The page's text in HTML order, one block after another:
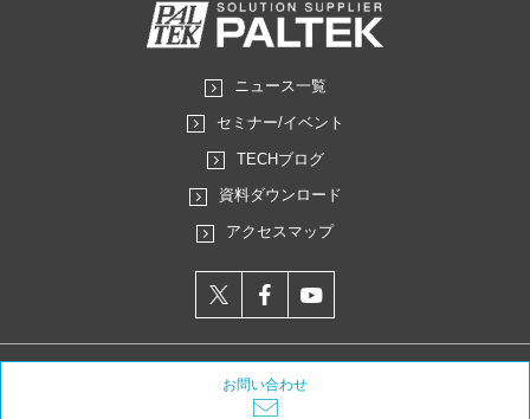
お問い合わせ
ニュース一覧
セミナー/イベント
TECHブログ
資料ダウンロード
アクセスマップ
facebook
Copyright (C) PALTEK CORPORATION All rights reserved.